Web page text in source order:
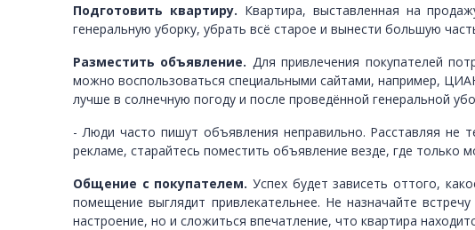
Подготовить квартиру. Квартира, выставленная на
генеральную уборку, убрать всё старое и вынести большую
Разместить объявление. Для привлечения покупателей
можно воспользоваться специальными сайтами, например,
лучше в солнечную погоду и после проведённой генеральной
- Люди часто пишут объявления неправильно. Расставляя не
рекламе, старайтесь поместить объявление везде, где только
Общение с покупателем. Успех будет зависеть оттого,
помещение выглядит привлекательнее. Не назначайте
настроение, но и сложиться впечатление, что квартира